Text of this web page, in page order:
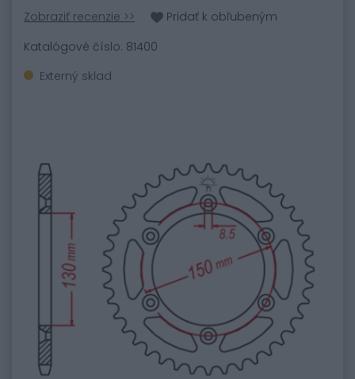
Zobraziť recenzie >>
Pridať k obľubeným
Katalógové číslo: 81400
Externý sklad